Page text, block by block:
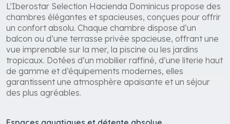
L’Iberostar Selection Hacienda Dominicus propose des
chambres élégantes et spacieuses, conçues pour offrir
un confort absolu. Chaque chambre dispose d’un
balcon ou d’une terrasse privée spacieuse, offrant une
vue imprenable sur la mer, la piscine ou les jardins
tropicaux. Dotées d’un mobilier raffiné, d’une literie haut
de gamme et d’équipements modernes, elles
garantissent une atmosphère apaisante et un séjour
des plus agréables.